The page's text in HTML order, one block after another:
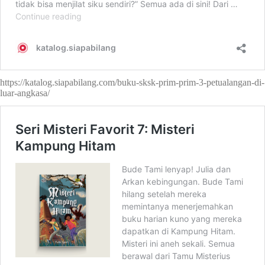
https://katalog.siapabilang.com/buku-sksk-prim-prim-3-petualangan-di-
luar-angkasa/